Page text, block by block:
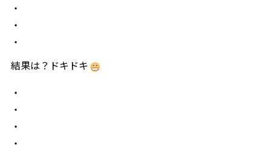
シャンティ
・
・
・
結果は？ドキドキ
・
・
・
・